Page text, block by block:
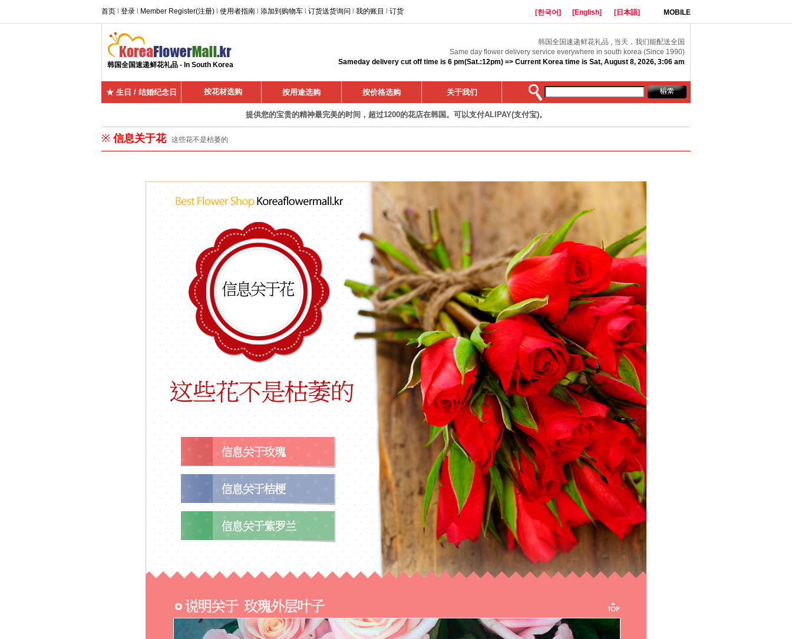
首页 登录 Member Register(注册) 使用者指南 添加到购物车 订货送货询问 我的账目 订货 [한국어] [English] [日本語] MOBILE
韩国全国速递鲜花礼品 - In South Korea
韩国全国速递鲜花礼品 , 当天，我们能配送全国
Same day flower delivery service everywhere in south korea (Since 1990)
Sameday delivery cut off time is 6 pm(Sat.:12pm) => Current Korea time is Sat, August 8, 2026, 3:06 am
★ 生日 / 结婚纪念日 按花材选购 按用途选购 按价格选购 关于我们
提供您的宝贵的精神最完美的时间，超过1200的花店在韩国。可以支付ALIPAY(支付宝)。
※ 信息关于花这些花不是枯萎的